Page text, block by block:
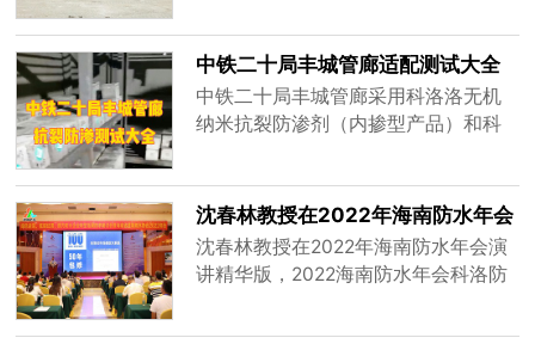
于专业防水材料的研发生产销售为一
体的高新技术企业，科洛研发的结构
自防水系统采用永凝液dps+无机纳米
抗裂防渗剂，内外兼治防水防潮，对
的效果，可广泛应用于工业与民用建
筑的地下设施，屋面，外墙，卫浴间
及厨房等防水工程；市政公用工程中
城市综合管廊,自来水及污水处理等防
中铁二十局丰城管廊适配测试大全
中铁二十局丰城管廊采用科洛洛无机
纳米抗裂防渗剂（内掺型产品）和科
沈春林教授在2022年海南防水年会
演讲精华版
沈春林教授在2022年海南防水年会演
讲精华版，2022海南防水年会科洛防